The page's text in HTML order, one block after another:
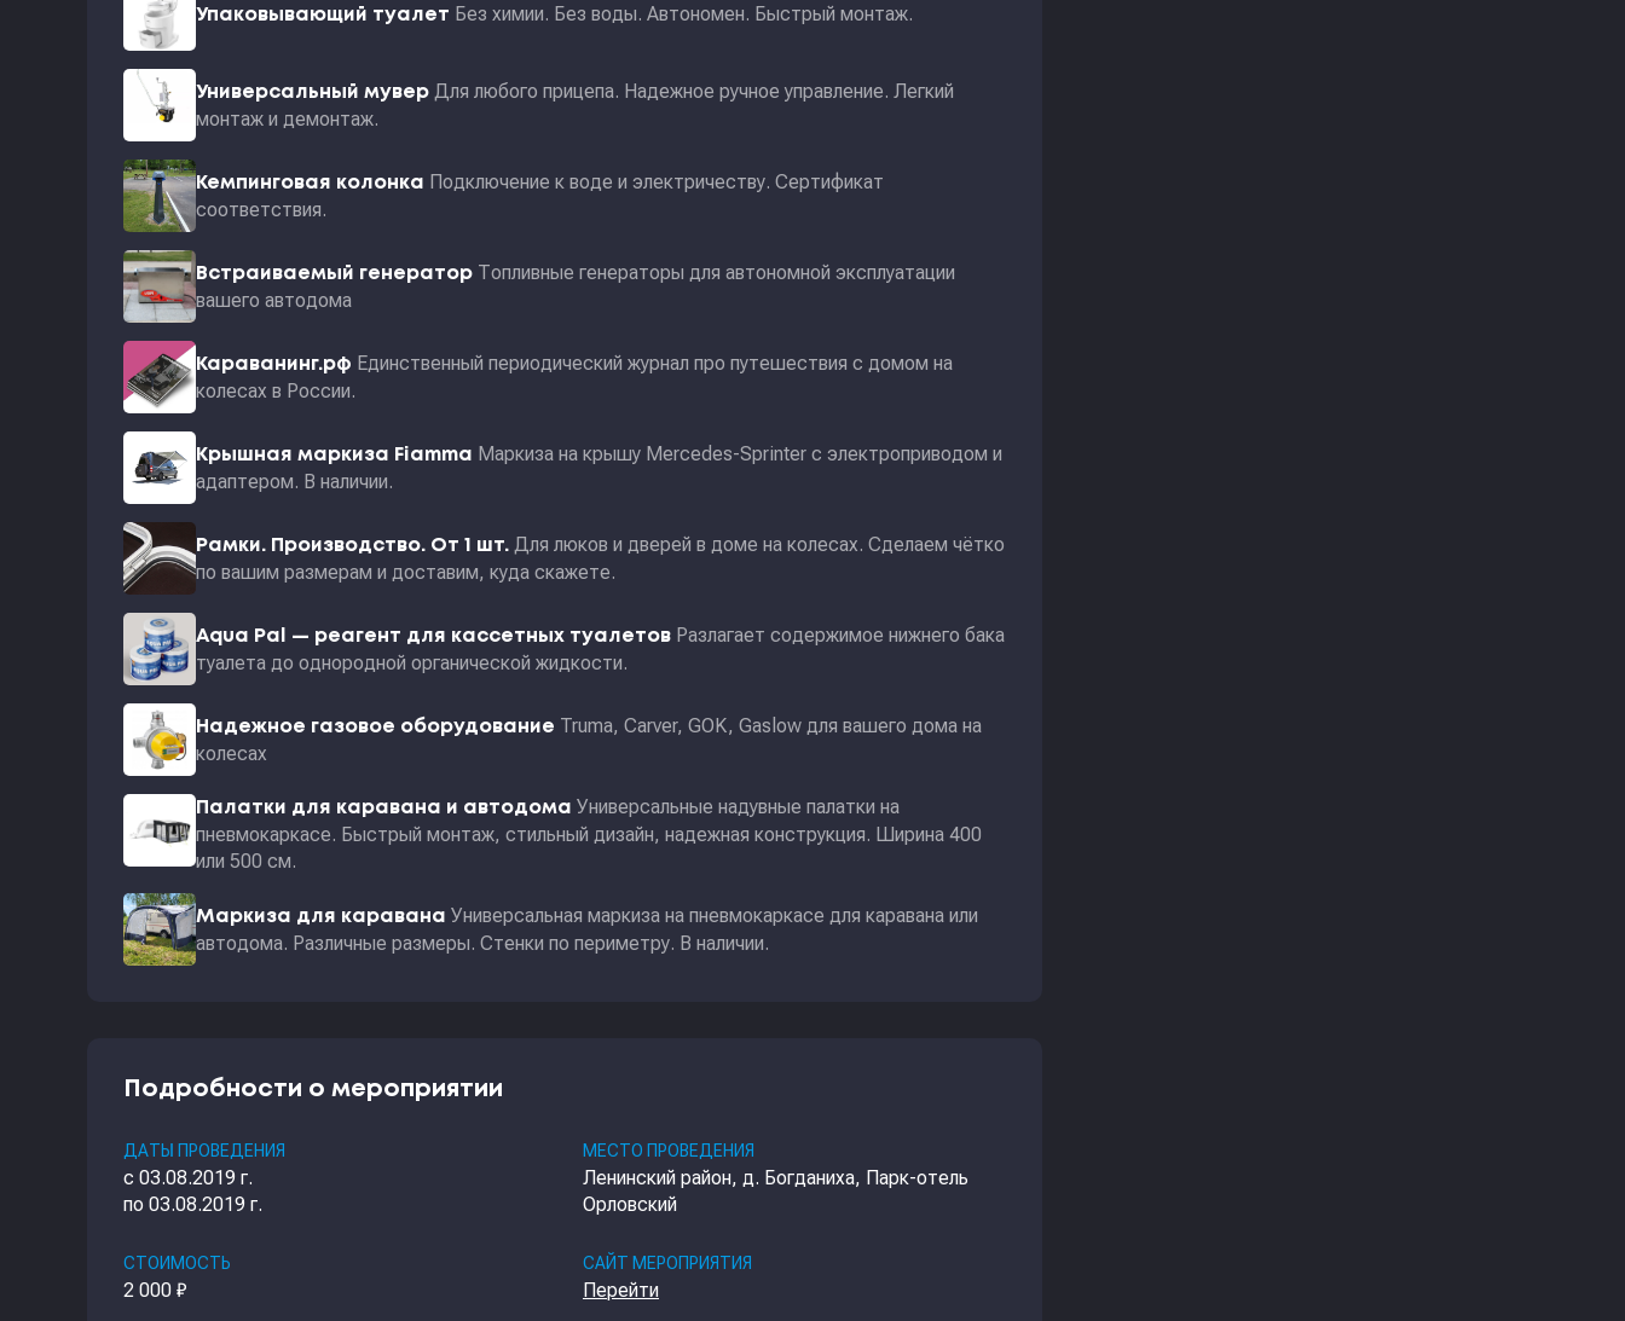
Упаковывающий туалет Без химии. Без воды. Автономен. Быстрый монтаж.
Универсальный мувер Для любого прицепа. Надежное ручное управление. Легкий
монтаж и демонтаж.
Кемпинговая колонка Подключение к воде и электричеству. Сертификат
соответствия.
Встраиваемый генератор Топливные генераторы для автономной эксплуатации
вашего автодома
Караванинг.рф Единственный периодический журнал про путешествия с домом на
колесах в России.
Крышная маркиза Fiamma Маркиза на крышу Mercedes-Sprinter с электроприводом и
адаптером. В наличии.
Рамки. Производство. От 1 шт. Для люков и дверей в доме на колесах. Сделаем чётко
по вашим размерам и доставим, куда скажете.
Aqua Pal — pеагент для кассетных туалетов Разлагает содержимое нижнего бака
туалета до однородной органической жидкости.
Надежное газовое оборудование Truma, Carver, GOK, Gaslow для вашего дома на
колесах
Палатки для каравана и автодома Универсальные надувные палатки на
пневмокаркасе. Быстрый монтаж, стильный дизайн, надежная конструкция. Ширина 400
или 500 см.
Маркиза для каравана Универсальная маркиза на пневмокаркасе для каравана или
автодома. Различные размеры. Стенки по периметру. В наличии.
Подробности о мероприятии
ДАТЫ ПРОВЕДЕНИЯ
с 03.08.2019 г.
по 03.08.2019 г.
МЕСТО ПРОВЕДЕНИЯ
Ленинский район, д. Богданиха, Парк-отель
Орловский
СТОИМОСТЬ
2 000 ₽
САЙТ МЕРОПРИЯТИЯ
Перейти